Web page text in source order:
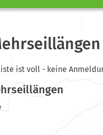
ist voll - keine